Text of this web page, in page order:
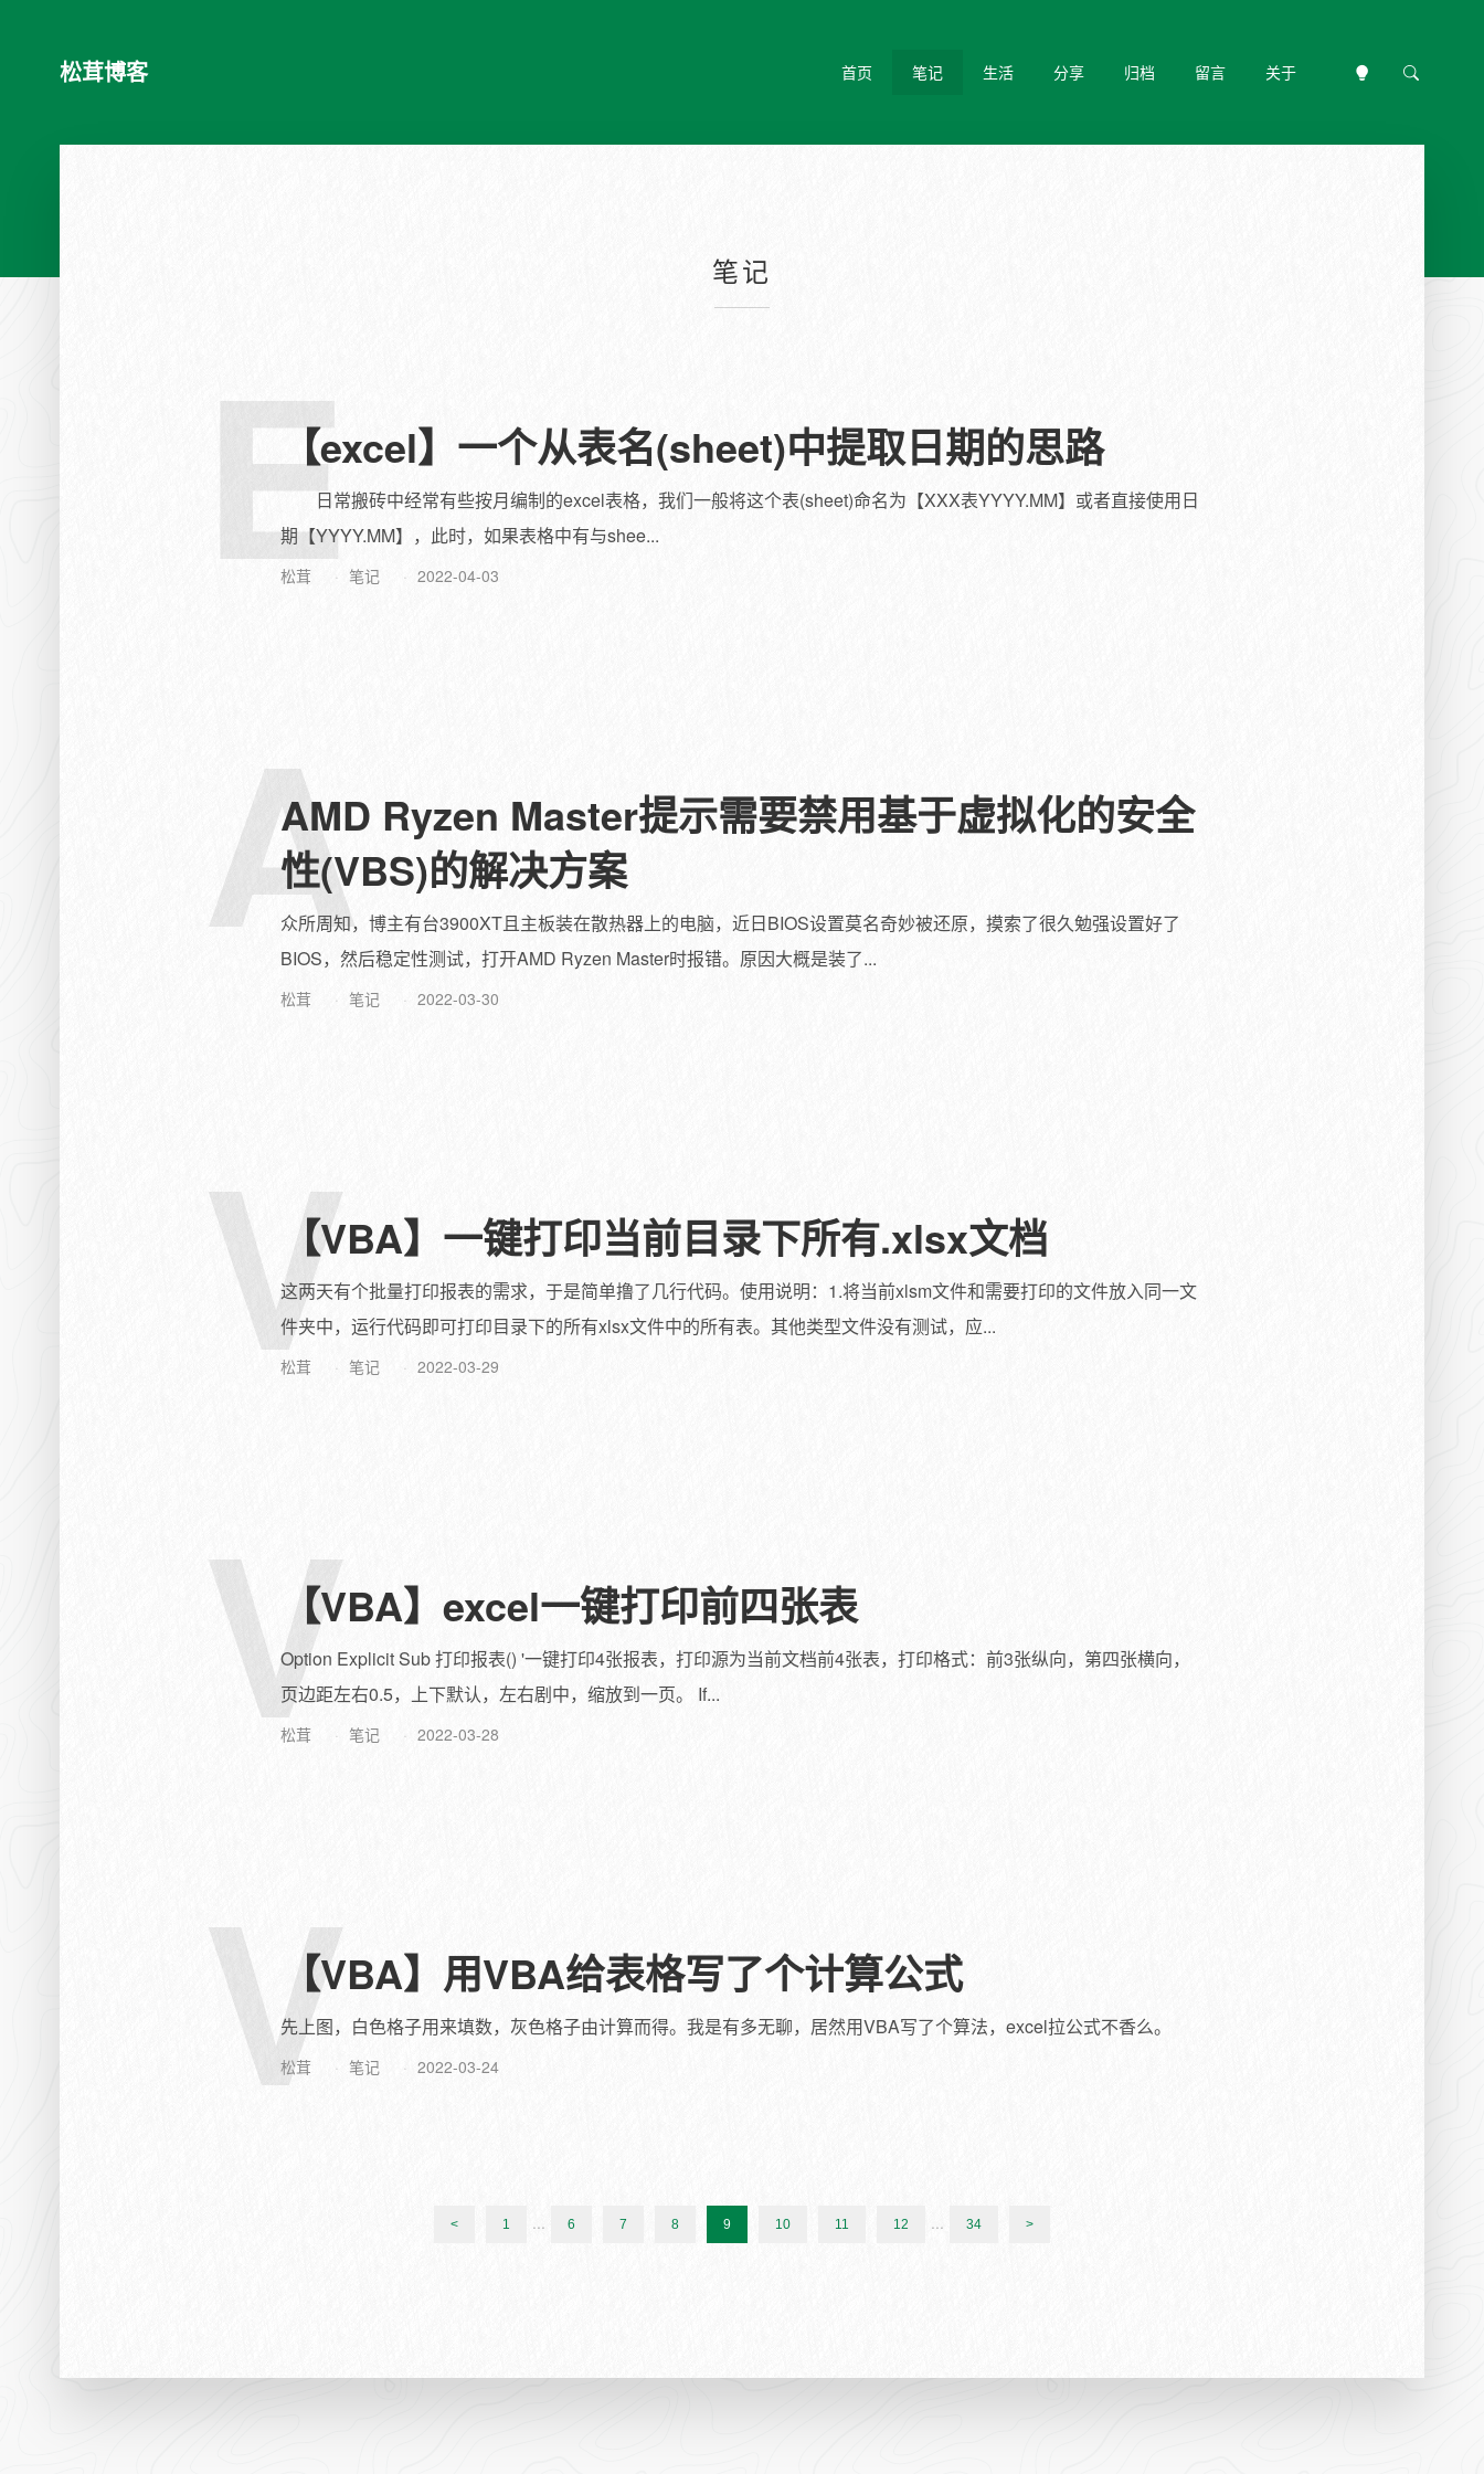
松茸博客 首页 笔记 生活 分享 归档 留言 关于
笔记
E
【excel】一个从表名(sheet)中提取日期的思路
日常搬砖中经常有些按月编制的excel表格，我们一般将这个表(sheet)命名为【XXX表YYYY.MM】或者直接使用日
期【YYYY.MM】，此时，如果表格中有与shee...
松茸 笔记 2022-04-03
A
AMD Ryzen Master提示需要禁用基于虚拟化的安全
性(VBS)的解决方案
众所周知，博主有台3900XT且主板装在散热器上的电脑，近日BIOS设置莫名奇妙被还原，摸索了很久勉强设置好了
BIOS，然后稳定性测试，打开AMD Ryzen Master时报错。原因大概是装了...
松茸 笔记 2022-03-30
V【VBA】一键打印当前目录下所有.xlsx文档
这两天有个批量打印报表的需求，于是简单撸了几行代码。使用说明：1.将当前xlsm文件和需要打印的文件放入同一文
件夹中，运行代码即可打印目录下的所有xlsx文件中的所有表。其他类型文件没有测试，应...
松茸 笔记 2022-03-29
V【VBA】excel一键打印前四张表
Option Explicit Sub 打印报表() '一键打印4张报表，打印源为当前文档前4张表，打印格式：前3张纵向，第四张横向，
页边距左右0.5，上下默认，左右剧中，缩放到一页。 If...
松茸 笔记 2022-03-28
V【VBA】用VBA给表格写了个计算公式
先上图，白色格子用来填数，灰色格子由计算而得。我是有多无聊，居然用VBA写了个算法，excel拉公式不香么。
松茸 笔记 2022-03-24
< 1 ... 6 7 8 9 10 11 12 ... 34 >